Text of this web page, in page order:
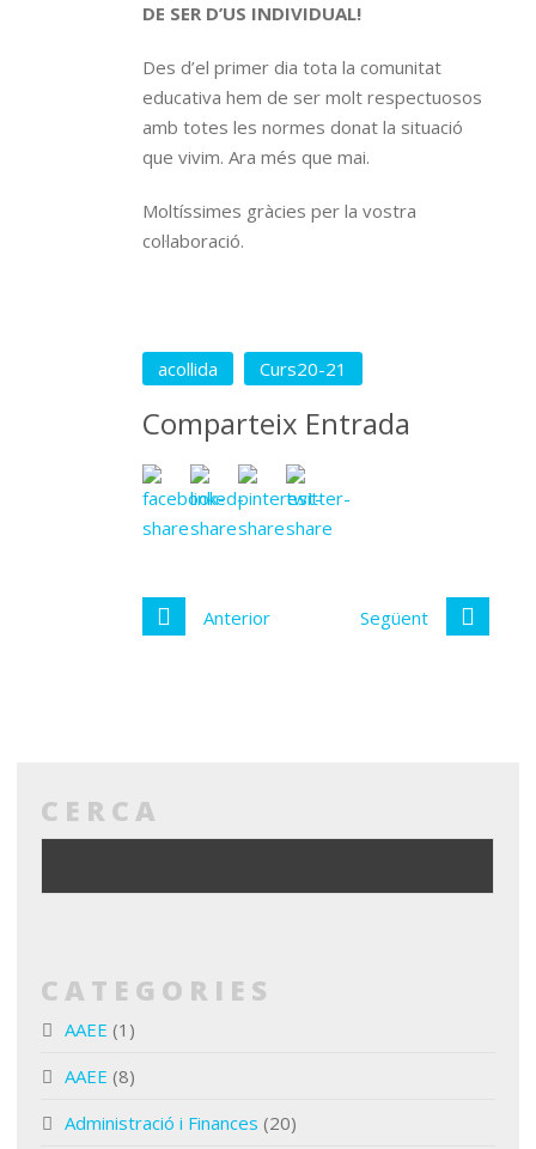
DE SER D’US INDIVIDUAL!
Des d’el primer dia tota la comunitat
educativa hem de ser molt respectuosos
amb totes les normes donat la situació
que vivim. Ara més que mai.
Moltíssimes gràcies per la vostra
col·laboració.
acollida Curs20-21
Comparteix Entrada
Anterior Següent
CERCA
CATEGORIES
AAEE (1)
AAEE (8)
Administració i Finances (20)